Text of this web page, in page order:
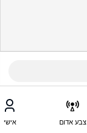
צבע אדום אישי